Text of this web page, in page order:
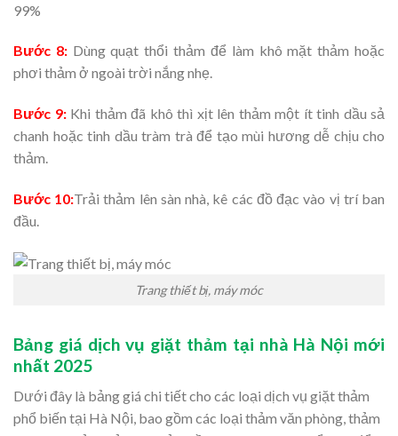
99%
Bước 8:Dùng quạt thổi thảm để làm khô mặt thảm hoặc
phơi thảm ở ngoài trời nắng nhẹ.
Bước 9:Khi thảm đã khô thì xịt lên thảm một ít tinh dầu sả
chanh hoặc tinh dầu tràm trà để tạo mùi hương dễ chịu cho
thảm.
Bước 10:Trải thảm lên sàn nhà, kê các đồ đạc vào vị trí ban
đầu.
Trang thiết bị, máy móc
Bảng giá dịch vụ giặt thảm tại nhà Hà Nội mới
nhất 2025
Dưới đây là bảng giá chi tiết cho các loại dịch vụ giặt thảm
phổ biến tại Hà Nội, bao gồm các loại thảm văn phòng, thảm